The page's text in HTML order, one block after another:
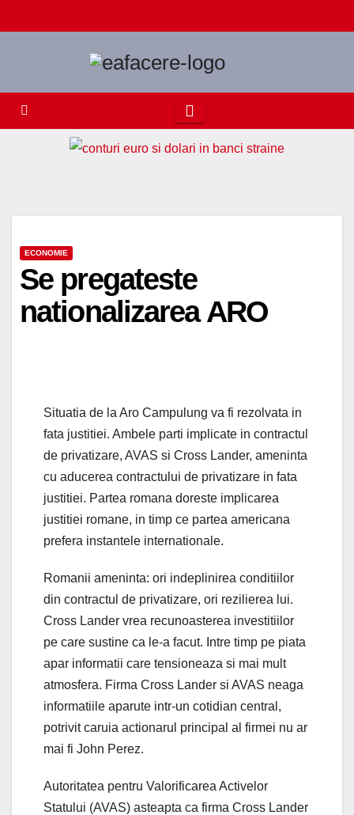
to
ECONOMIE
Se pregateste
nationalizarea ARO
Situatia de la Aro Campulung va fi rezolvata in
fata justitiei. Ambele parti implicate in contractul
de privatizare, AVAS si Cross Lander, ameninta
cu aducerea contractului de privatizare in fata
justitiei. Partea romana doreste implicarea
justitiei romane, in timp ce partea americana
prefera instantele internationale.
Romanii ameninta: ori indeplinirea conditiilor
din contractul de privatizare, ori rezilierea lui.
Cross Lander vrea recunoasterea investitiilor
pe care sustine ca le-a facut. Intre timp pe piata
apar informatii care tensioneaza si mai mult
atmosfera. Firma Cross Lander si AVAS neaga
informatiile aparute intr-un cotidian central,
potrivit caruia actionarul principal al firmei nu ar
mai fi John Perez.
Autoritatea pentru Valorificarea Activelor
Statului (AVAS) asteapta ca firma Cross Lander